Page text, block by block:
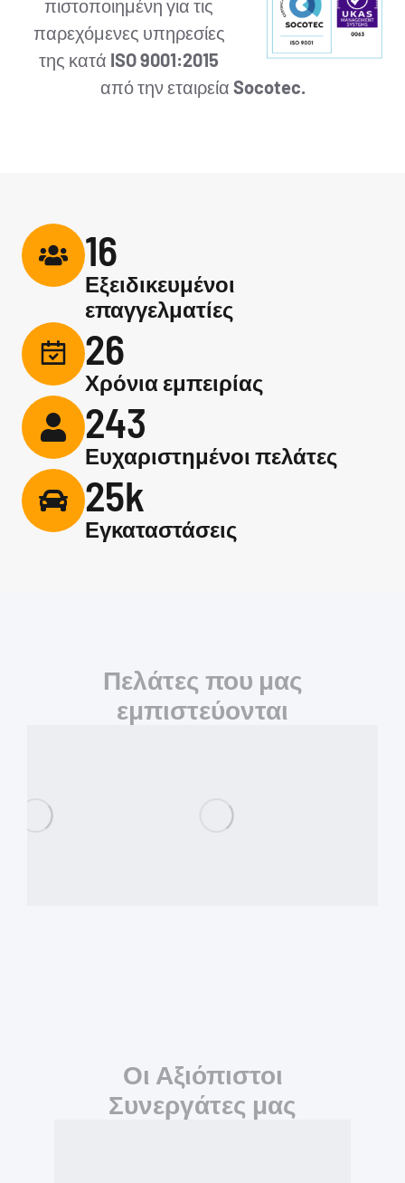
πιστοποιημένη για τις
παρεχόμενες υπηρεσίες
της κατά ISO 9001:2015
από την εταιρεία Socotec.
16
Εξειδικευμένοι
επαγγελματίες
26
Χρόνια εμπειρίας
243
Ευχαριστημένοι πελάτες
25k
Εγκαταστάσεις
Πελάτες που μας
εμπιστεύονται
Οι Αξιόπιστοι
Συνεργάτες μας